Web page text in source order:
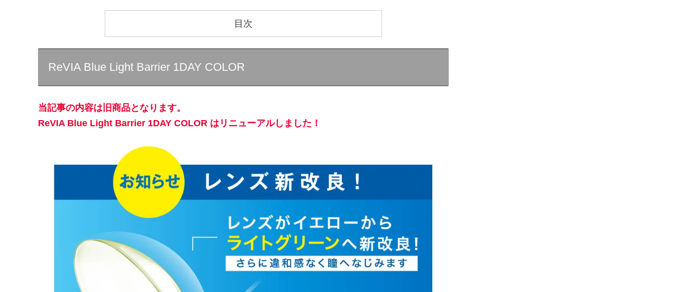
目次
ReVIA Blue Light Barrier 1DAY COLOR
当記事の内容は旧商品となります。
ReVIA Blue Light Barrier 1DAY COLOR はリニューアルしました！